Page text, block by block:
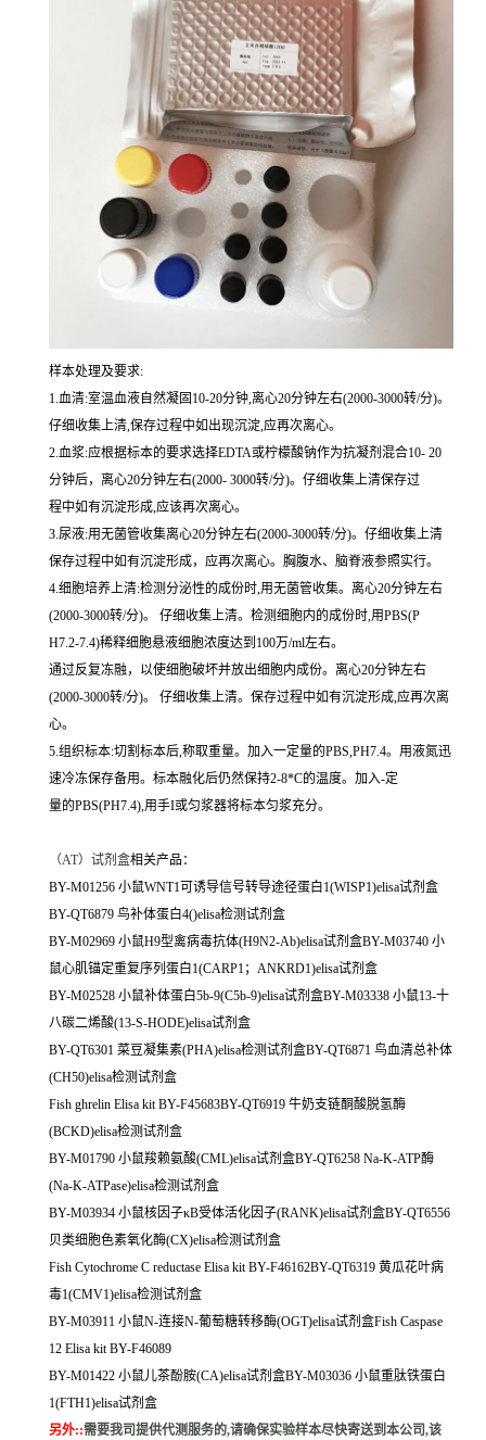
样本处理及要求:
1.血清:室温血液自然凝固10-20分钟,离心20分钟左右(2000-3000转/分)。
仔细收集上清,保存过程中如出现沉淀,应再次离心。
2.血浆:应根据标本的要求选择EDTA或柠檬酸钠作为抗凝剂混合10- 20
分钟后，离心20分钟左右(2000- 3000转/分)。仔细收集上清保存过
程中如有沉淀形成,应该再次离心。
3.尿液:用无菌管收集离心20分钟左右(2000-3000转/分)。仔细收集上清
保存过程中如有沉淀形成，应再次离心。胸腹水、脑脊液参照实行。
4.细胞培养上清:检测分泌性的成份时,用无菌管收集。离心20分钟左右
(2000-3000转/分)。 仔细收集上清。检测细胞内的成份时,用PBS(P
H7.2-7.4)稀释细胞悬液细胞浓度达到100万/ml左右。
通过反复冻融，以使细胞破坏并放出细胞内成份。离心20分钟左右
(2000-3000转/分)。 仔细收集上清。保存过程中如有沉淀形成,应再次离
心。
5.组织标本:切割标本后,称取重量。加入一定量的PBS,PH7.4。用液氮迅
速冷冻保存备用。标本融化后仍然保持2-8*C的温度。加入-定
量的PBS(PH7.4),用手I或匀浆器将标本匀浆充分。
（AT）试剂盒相关产品：
BY-M01256 小鼠WNT1可诱导信号转导途径蛋白1(WISP1)elisa试剂盒
BY-QT6879 鸟补体蛋白4()elisa检测试剂盒
BY-M02969 小鼠H9型禽病毒抗体(H9N2-Ab)elisa试剂盒BY-M03740 小
鼠心肌锚定重复序列蛋白1(CARP1；ANKRD1)elisa试剂盒
BY-M02528 小鼠补体蛋白5b-9(C5b-9)elisa试剂盒BY-M03338 小鼠13-十
八碳二烯酸(13-S-HODE)elisa试剂盒
BY-QT6301 菜豆凝集素(PHA)elisa检测试剂盒BY-QT6871 鸟血清总补体
(CH50)elisa检测试剂盒
Fish ghrelin Elisa kit BY-F45683BY-QT6919 牛奶支链酮酸脱氢酶
(BCKD)elisa检测试剂盒
BY-M01790 小鼠羧赖氨酸(CML)elisa试剂盒BY-QT6258 Na-K-ATP酶
(Na-K-ATPase)elisa检测试剂盒
BY-M03934 小鼠核因子κB受体活化因子(RANK)elisa试剂盒BY-QT6556
贝类细胞色素氧化酶(CX)elisa检测试剂盒
Fish Cytochrome C reductase Elisa kit BY-F46162BY-QT6319 黄瓜花叶病
毒1(CMV1)elisa检测试剂盒
BY-M03911 小鼠N-连接N-葡萄糖转移酶(OGT)elisa试剂盒Fish Caspase
12 Elisa kit BY-F46089
BY-M01422 小鼠儿茶酚胺(CA)elisa试剂盒BY-M03036 小鼠重肽铁蛋白
1(FTH1)elisa试剂盒
另外::需要我司提供代测服务的,请确保实验样本尽快寄送到本公司,该